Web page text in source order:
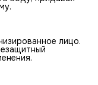
лицо.